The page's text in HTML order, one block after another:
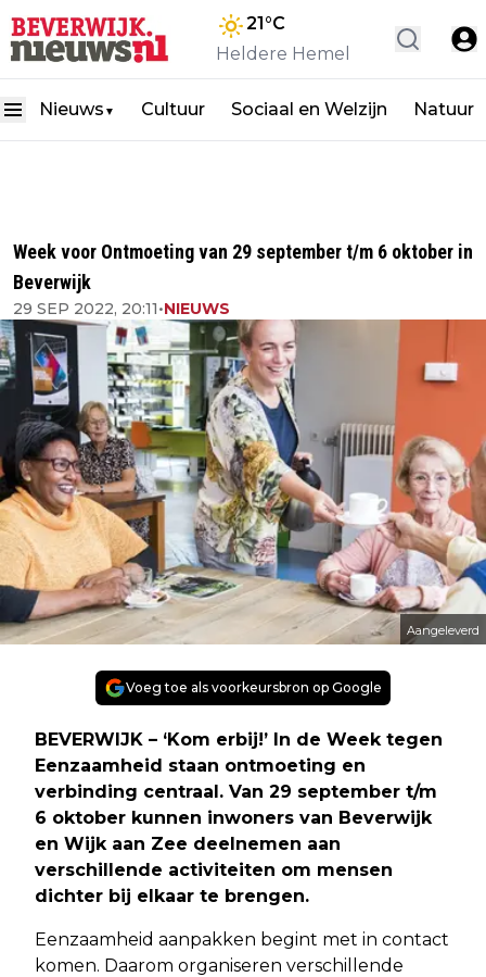
21°C
Heldere Hemel
Nieuws ▼ Cultuur Sociaal en Welzijn Natuur
Week voor Ontmoeting van 29 september t/m 6 oktober in
Beverwijk
29 SEP 2022, 20:11•NIEUWS
Aangeleverd
Voeg toe als voorkeursbron op Google
BEVERWIJK – ‘Kom erbij!’ In de Week tegen
Eenzaamheid staan ontmoeting en
verbinding centraal. Van 29 september t/m
6 oktober kunnen inwoners van Beverwijk
en Wijk aan Zee deelnemen aan
verschillende activiteiten om mensen
dichter bij elkaar te brengen.
Eenzaamheid aanpakken begint met in contact
komen. Daarom organiseren verschillende